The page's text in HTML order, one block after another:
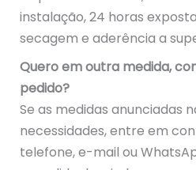
instalação, 24 horas
secagem e aderência a
Quero em outra medida,
pedido?
Se as medidas anunciadas
necessidades, entre em
telefone, e-mail ou